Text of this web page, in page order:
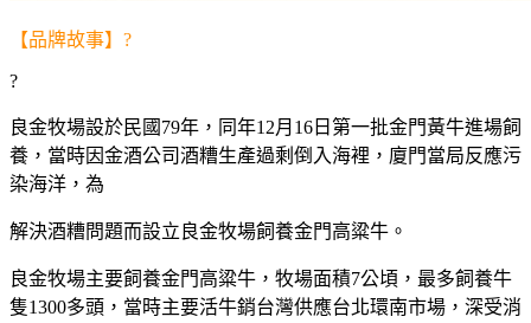
【品牌故事】?
?
良金牧場設於民國79年，同年12月16日第一批金門黃牛進場飼
養，當時因金酒公司酒糟生產過剩倒入海裡，廈門當局反應污
染海洋，為
解決酒糟問題而設立良金牧場飼養金門高粱牛。
良金牧場主要飼養金門高粱牛，牧場面積7公頃，最多飼養牛
隻1300多頭，當時主要活牛銷台灣供應台北環南市場，深受消